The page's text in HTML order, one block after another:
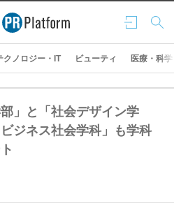
ログ
イン
検索
クノロジー・IT ビューティ 医療・科学
」と「社会デザイン学
ジネス社会学科」も学科